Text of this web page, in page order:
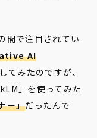
間で注目されてい
AI
てみたのですが、
」 を使ってみた
ー」だったんで